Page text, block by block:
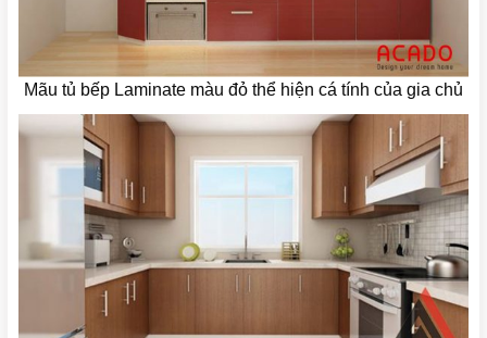
Mãu tủ bếp Laminate màu đỏ thể hiện cá tính của gia chủ